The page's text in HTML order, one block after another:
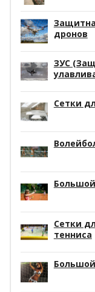
дронов
ЗУС
Сетки
Сетки
тенниса